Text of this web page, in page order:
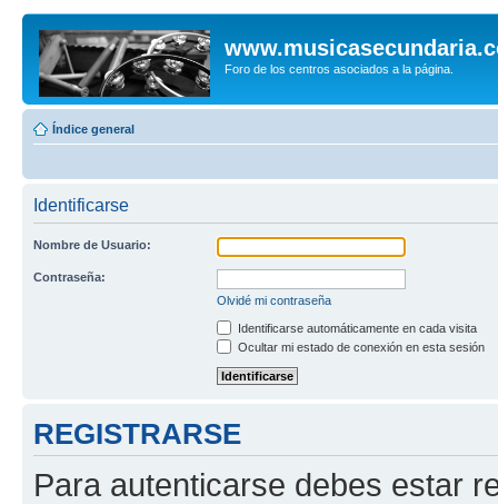
Foro de los centros asociados a la página.
Índice general
Identificarse
Nombre de Usuario:
Contraseña:
Olvidé mi contraseña
Identificarse automáticamente en cada visita
Ocultar mi estado de conexión en esta sesión
REGISTRARSE
Para autenticarse debes estar